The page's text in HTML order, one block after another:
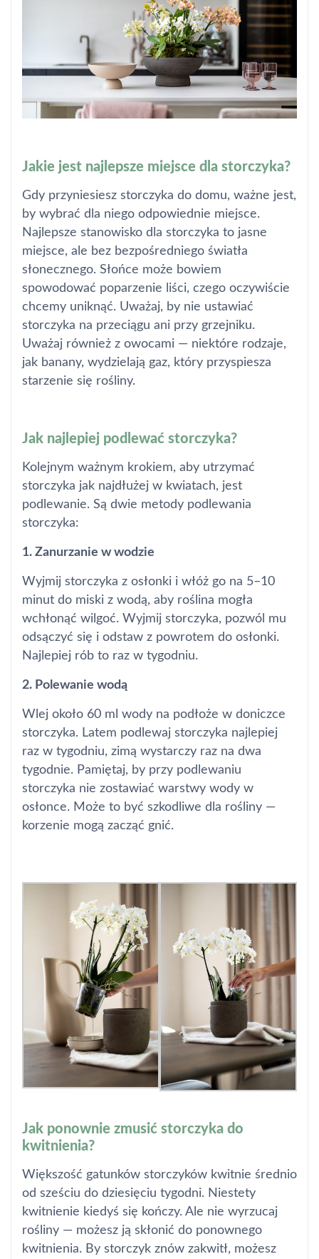
Jakie jest najlepsze miejsce dla storczyka?
Gdy przyniesiesz storczyka do domu, ważne jest,
by wybrać dla niego odpowiednie miejsce.
Najlepsze stanowisko dla storczyka to jasne
miejsce, ale bez bezpośredniego światła
słonecznego. Słońce może bowiem
spowodować poparzenie liści, czego oczywiście
chcemy uniknąć. Uważaj, by nie ustawiać
storczyka na przeciągu ani przy grzejniku.
Uważaj również z owocami — niektóre rodzaje,
jak banany, wydzielają gaz, który przyspiesza
starzenie się rośliny.
Jak najlepiej podlewać storczyka?
Kolejnym ważnym krokiem, aby utrzymać
storczyka jak najdłużej w kwiatach, jest
podlewanie. Są dwie metody podlewania
storczyka:
1. Zanurzanie w wodzie
Wyjmij storczyka z osłonki i włóż go na 5–10
minut do miski z wodą, aby roślina mogła
wchłonąć wilgoć. Wyjmij storczyka, pozwól mu
odsączyć się i odstaw z powrotem do osłonki.
Najlepiej rób to raz w tygodniu.
2. Polewanie wodą
Wlej około 60 ml wody na podłoże w doniczce
storczyka. Latem podlewaj storczyka najlepiej
raz w tygodniu, zimą wystarczy raz na dwa
tygodnie. Pamiętaj, by przy podlewaniu
storczyka nie zostawiać warstwy wody w
osłonce. Może to być szkodliwe dla rośliny —
korzenie mogą zacząć gnić.
Jak ponownie zmusić storczyka do
kwitnienia?
Większość gatunków storczyków kwitnie średnio
od sześciu do dziesięciu tygodni. Niestety
kwitnienie kiedyś się kończy. Ale nie wyrzucaj
rośliny — możesz ją skłonić do ponownego
kwitnienia. By storczyk znów zakwitł, możesz